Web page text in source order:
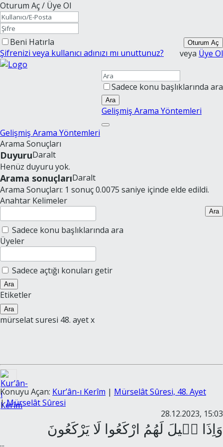
Oturum Aç / Üye Ol
Beni Hatırla Oturum Aç
Şifrenizi veya kullanıcı adınızı mı unuttunuz? veya Üye Ol
Sadece konu başlıklarında ara
Ara
Gelişmiş Arama Yöntemleri
Gelişmiş Arama Yöntemleri
Arama Sonuçları
DuyuruDaralt
Henüz duyuru yok.
Arama sonuçlarıDaralt
Arama Sonuçları: 1 sonuç 0.0075 saniye içinde elde edildi.
Anahtar Kelimeler
Ara
Sadece konu başlıklarında ara
Üyeler
Sadece açtığı konuları getir
Ara
Etiketler
Ara
mürselat suresi 48. ayetx
Konuyu Açan: Kur’ân-ı Kerîm | Mürselât Sûresi, 48. Ayet
|Mürselât Sûresi
28.12.2023, 15:03
...